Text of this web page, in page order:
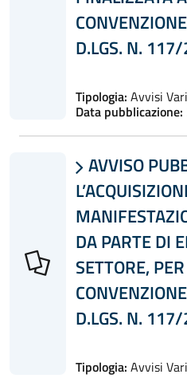
D.LGS. N.
Tipologia: Avvisi Vari
Data pubblicazione:
 AVVISO
DA PARTE DI
SETTORE,
D.LGS. N.
Tipologia: Avvisi Vari